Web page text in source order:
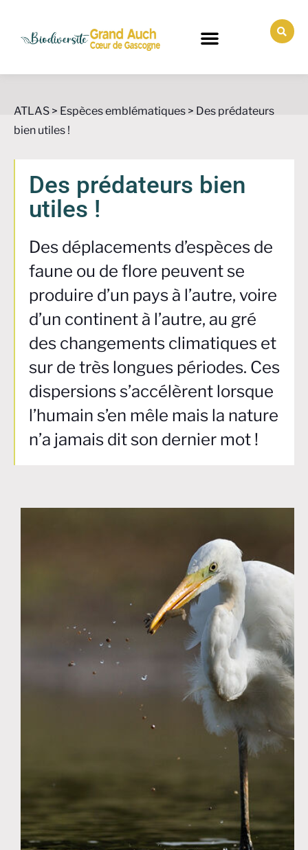
ATLAS > Espèces emblématiques > Des prédateurs
bien utiles !
Des prédateurs bien
utiles !
Des déplacements d’espèces de
faune ou de flore peuvent se
produire d’un pays à l’autre, voire
d’un continent à l’autre, au gré
des changements climatiques et
sur de très longues périodes. Ces
dispersions s’accélèrent lorsque
l’humain s’en mêle mais la nature
n’a jamais dit son dernier mot !